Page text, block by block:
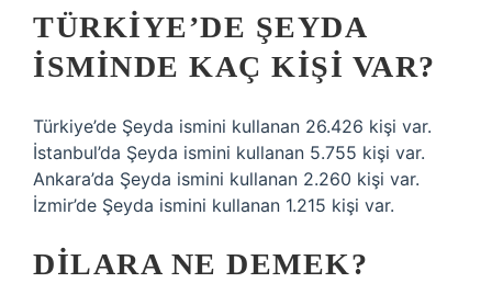
TÜRKIYE’DE ŞEYDA
ISMINDE KAÇ KIŞI VAR?
Türkiye’de Şeyda ismini kullanan 26.426 kişi var.
İstanbul’da Şeyda ismini kullanan 5.755 kişi var.
Ankara’da Şeyda ismini kullanan 2.260 kişi var.
İzmir’de Şeyda ismini kullanan 1.215 kişi var.
DILARA NE DEMEK?